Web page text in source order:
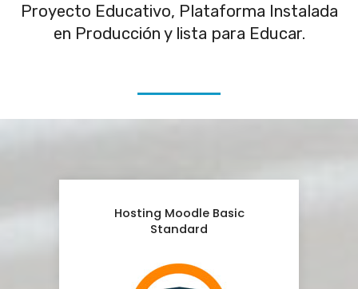
Proyecto Educativo, Plataforma Instalada
en Producción y lista para Educar.
Hosting Moodle Basic
Standard